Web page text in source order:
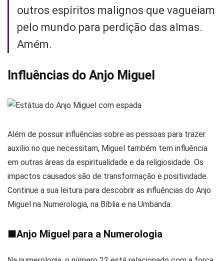
outros espíritos malignos que vagueiam
pelo mundo para perdição das almas.
Amém.
Influências do Anjo Miguel
Além de possuir influências sobre as pessoas para trazer
auxílio no que necessitam, Miguel também tem influência
em outras áreas da espiritualidade e da religiosidade. Os
impactos causados são de transformação e positividade.
Continue a sua leitura para descobrir as influências do Anjo
Miguel na Numerologia, na Bíblia e na Umbanda.
■Anjo Miguel para a Numerologia